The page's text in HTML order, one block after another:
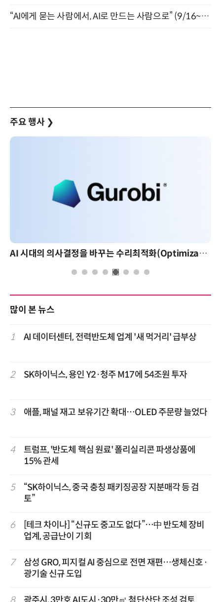
“AI에게 묻는 사람에서, AI로 만드는 사람으로” (9/16~17)
주요 행사 ❯
AI 시대의 의사결정을 바꾸는 수리최적화(Optimization): 실제 산업 적용 사례와 활용 전략
많이 본 뉴스
1 AI 데이터센터, 전력반도체 업계 '새 먹거리' 급부상
2 SK하이닉스, 용인 Y2·청주 M17에 54조원 투자
3 애플, 패널 재고 보유기간 확대…OLED 주문량 늘었다
4
트럼프, '반도체 핵심 원료' 폴리실리콘 파생상품에
15% 관세
5
“SK하이닉스, 중국 충칭 패키징공장 지분매각 등 검
토”
6
[테크 차이나] “신규도 중고도 없다”…中 반도체 장비
업계, 공급난이 기회
7
삼성 GRO, 피지컬 AI 중심으로 전면 재편…생체신호·
광기술 신규 도입